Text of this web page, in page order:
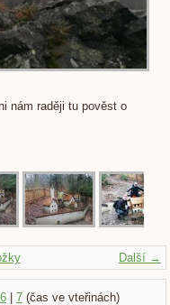
nám raději tu pověst o
Další →
6 | 7 (čas ve vteřinách)